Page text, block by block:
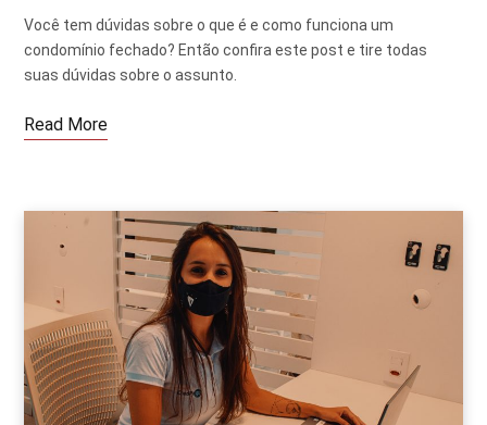
Você tem dúvidas sobre o que é e como funciona um
condomínio fechado? Então confira este post e tire todas
suas dúvidas sobre o assunto.
Read More